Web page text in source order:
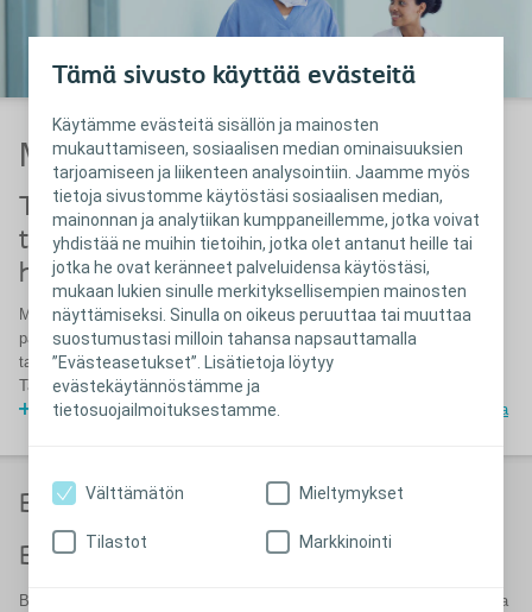
Tämä sivusto käyttää evästeitä
Käytämme evästeitä sisällön ja mainosten
mukauttamiseen, sosiaalisen median ominaisuuksien
tarjoamiseen ja liikenteen analysointiin. Jaamme myös
tietoja sivustomme käytöstäsi sosiaalisen median,
mainonnan ja analytiikan kumppaneillemme, jotka voivat
yhdistää ne muihin tietoihin, jotka olet antanut heille tai
jotka he ovat keränneet palveluidensa käytöstäsi,
mukaan lukien sinulle merkityksellisempien mainosten
näyttämiseksi. Sinulla on oikeus peruuttaa tai muuttaa
suostumustasi milloin tahansa napsauttamalla
”Evästeasetukset”. Lisätietoja löytyy
evästekäytännöstämme ja
tietosuojailmoituksestamme.
Välttämätön Mieltymykset
Tilastot Markkinointi
Miksi valita Coloplast?
Tavoitteenamme on helpottaa intiimiä
terveydenhuoltoa tarvitsevien
henkilöiden elämää
Me Coloplastilla kuuntelemme asiakkaitamme, jotta ymmärtäisimme
paremmin käyttäjien tarpeita. Kehitämme jatkuvasti uusia ja parempia
tapoja toimia ja tuomme parhaat ideamme markkinoille.
Tavoitteenamme on parantaa ihmisten elämänlaatua.
Teemme tiivistä yhteistyötä terveydenhuollon ammattilaisten kanssa
BodyFit®Technology
BodyFit® Technology
BodyFit
Technology - suunniteltu ajatellen yksilöllisiä vartalon muotoja